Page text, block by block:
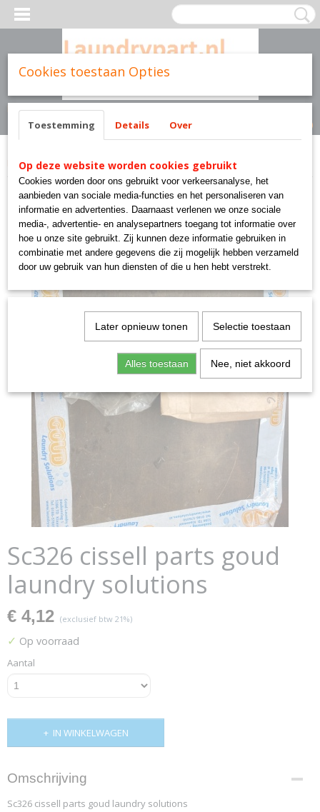
Inloggen Registreren
(0)
Home >Cissell parts>Sc326 cissell parts goud laundry solutions
Sc326 cissell parts goud
laundry solutions
€ 4,12 (exclusief btw 21%)
✓ Op voorraad
Aantal
IN WINKELWAGEN
Omschrijving
Sc326 cissell parts goud laundry solutions
Cookies toestaan Opties
Toestemming Details Over
Op deze website worden cookies gebruikt
Cookies worden door ons gebruikt voor verkeersanalyse, het
aanbieden van sociale media-functies en het personaliseren van
informatie en advertenties. Daarnaast verlenen we onze sociale
media-, advertentie- en analysepartners toegang tot informatie over
hoe u onze site gebruikt. Zij kunnen deze informatie gebruiken in
combinatie met andere gegevens die zij mogelijk hebben verzameld
door uw gebruik van hun diensten of die u hen hebt verstrekt.
Later opnieuw tonen Selectie toestaan
Alles toestaan Nee, niet akkoord